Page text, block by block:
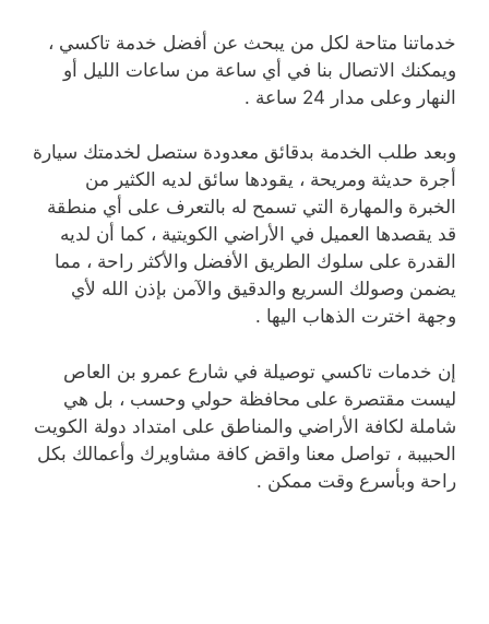
خدماتنا متاحة لكل من يبحث عن أفضل خدمة تاكسي ،
ويمكنك الاتصال بنا في أي ساعة من ساعات الليل أو
النهار وعلى مدار 24 ساعة .
وبعد طلب الخدمة بدقائق معدودة ستصل لخدمتك سيارة
أجرة حديثة ومريحة ، يقودها سائق لديه الكثير من
الخبرة والمهارة التي تسمح له بالتعرف على أي منطقة
قد يقصدها العميل في الأراضي الكويتية ، كما أن لديه
القدرة على سلوك الطريق الأفضل والأكثر راحة ، مما
يضمن وصولك السريع والدقيق والآمن بإذن الله لأي
وجهة اخترت الذهاب اليها .
إن خدمات تاكسي توصيلة في شارع عمرو بن العاص
ليست مقتصرة على محافظة حولي وحسب ، بل هي
شاملة لكافة الأراضي والمناطق على امتداد دولة الكويت
الحبيبة ، تواصل معنا واقض كافة مشاويرك وأعمالك بكل
راحة وبأسرع وقت ممكن .